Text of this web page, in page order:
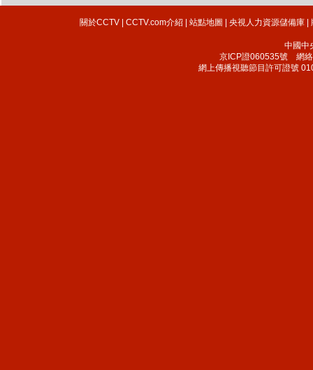
關於CCTV |CCTV.com介紹 |站點地圖 |央視人力資源儲備庫 |
中國中
京ICP證060535號 網絡
網上傳播視聽節目許可證號